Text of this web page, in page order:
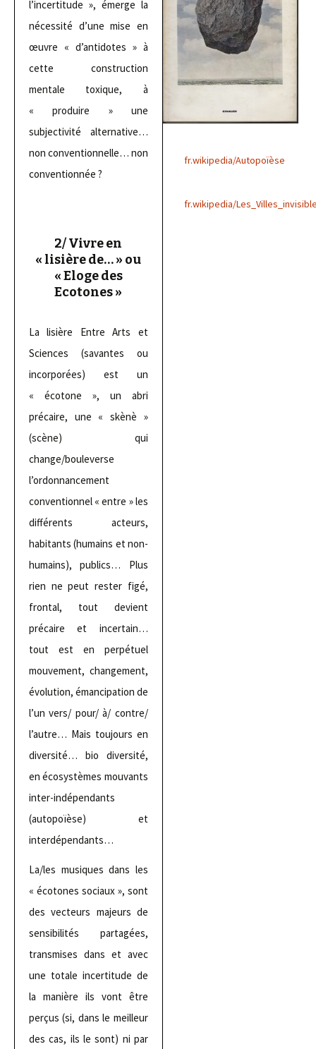
l’incertitude », émerge la
nécessité d’une mise en
œuvre « d’antidotes » à
cette construction
mentale toxique, à
« produire » une
subjectivité alternative…
non conventionnelle… non
conventionnée ?
2/ Vivre en
« lisière de… » ou
« Eloge des
Ecotones »
La lisière Entre Arts et
Sciences (savantes ou
incorporées) est un
« écotone », un abri
précaire, une « skènè »
(scène) qui
change/bouleverse
l’ordonnancement
conventionnel « entre » les
différents acteurs,
habitants (humains et non-
humains), publics… Plus
rien ne peut rester figé,
frontal, tout devient
précaire et incertain…
tout est en perpétuel
mouvement, changement,
évolution, émancipation de
l’un vers/ pour/ à/ contre/
l’autre… Mais toujours en
diversité… bio diversité,
en écosystèmes mouvants
inter-indépendants
(autopoïèse) et
interdépendants…
La/les musiques dans les
« écotones sociaux », sont
des vecteurs majeurs de
sensibilités partagées,
transmises dans et avec
une totale incertitude de
la manière ils vont être
perçus (si, dans le meilleur
des cas, ils le sont) ni par
fr.wikipedia/Autopoïèse
fr.wikipedia/